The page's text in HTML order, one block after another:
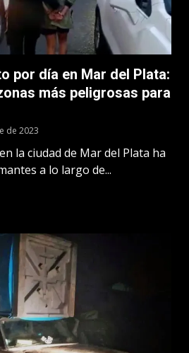
por día en Mar del Plata:
más peligrosas para
de 2023
la ciudad de Mar del Plata ha
a lo largo de...